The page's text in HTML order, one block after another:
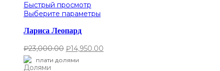
Быстрый просмотр
Выберите параметры
Лариса Леопард
₽23,000.00 ₽14,950.00
плати долями